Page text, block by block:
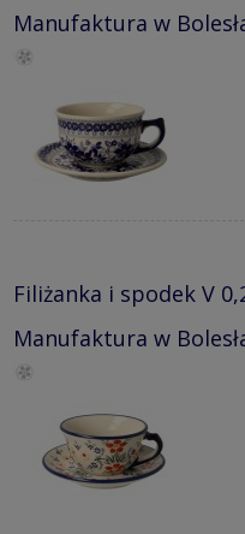
Manufaktura w
Filiżanka i spodek V
Manufaktura w